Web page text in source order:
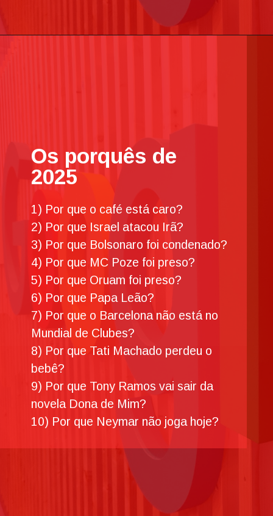
Os porquês de
2025
1) Por que o café está caro?
2) Por que Israel atacou Irã?
3) Por que Bolsonaro foi condenado?
4) Por que MC Poze foi preso?
5) Por que Oruam foi preso?
6) Por que Papa Leão?
7) Por que o Barcelona não está no
Mundial de Clubes?
8) Por que Tati Machado perdeu o
bebê?
9) Por que Tony Ramos vai sair da
novela Dona de Mim?
10) Por que Neymar não joga hoje?